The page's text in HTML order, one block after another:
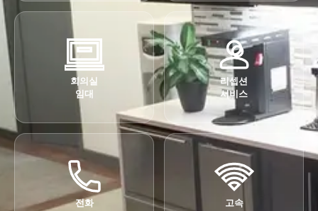
회의실
임대
리셉션
서비스
전화
고속